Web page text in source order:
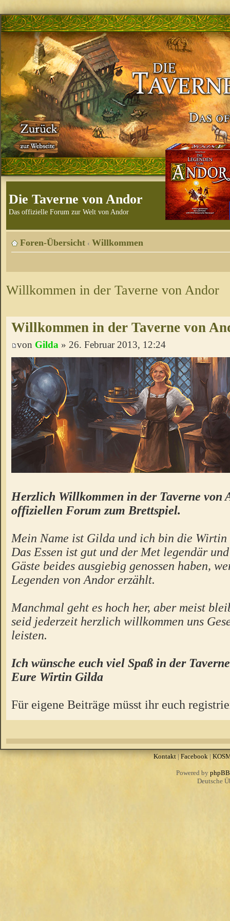
Die Taverne von Andor
Das offizielle Forum zur Welt von Andor
Foren-Übersicht ‹ Willkommen
Willkommen in der Taverne von Andor
Willkommen in der Taverne von
von Gilda » 26. Februar 2013, 12:24
Herzlich Willkommen in der Taverne von
offiziellen Forum zum Brettspiel.
Mein Name ist Gilda und ich bin die Wirtin
Das Essen ist gut und der Met legendär
Gäste beides ausgiebig genossen haben,
Legenden von Andor erzählt.
Manchmal geht es hoch her, aber meist
seid jederzeit herzlich willkommen uns
leisten.
Ich wünsche euch viel Spaß in der
Eure Wirtin Gilda
Für eigene Beiträge müsst ihr euch
Kontakt| Facebook |
Powered by phpBB
Deutsche